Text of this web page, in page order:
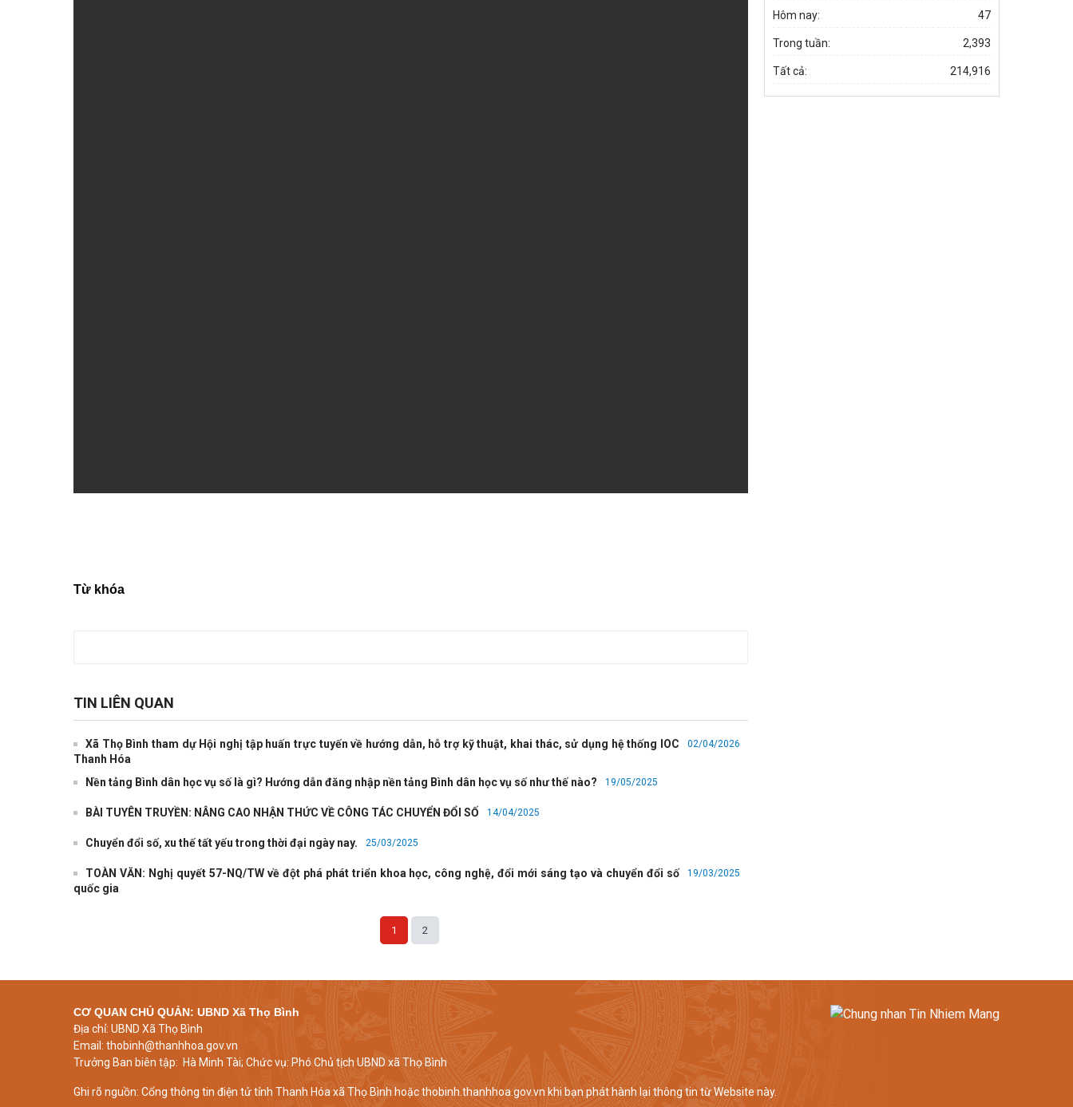
Từ khóa
TIN LIÊN QUAN
Xã Thọ Bình tham dự Hội nghị tập huấn trực tuyến về hướng dẫn, hỗ trợ kỹ thuật, khai thác, sử dụng hệ thống IOC
Thanh Hóa
02/04/2026
Nền tảng Bình dân học vụ số là gì? Hướng dẫn đăng nhập nền tảng Bình dân học vụ số như thế nào? 19/05/2025
BÀI TUYÊN TRUYỀN: NÂNG CAO NHẬN THỨC VỀ CÔNG TÁC CHUYỂN ĐỔI SỐ 14/04/2025
Chuyển đổi số, xu thế tất yếu trong thời đại ngày nay. 25/03/2025
TOÀN VĂN: Nghị quyết 57-NQ/TW về đột phá phát triển khoa học, công nghệ, đổi mới sáng tạo và chuyển đổi số
quốc gia
19/03/2025
1 2
Hôm nay: 47
Trong tuần: 2,393
Tất cả: 214,916
CƠ QUAN CHỦ QUẢN: UBND Xã Thọ Bình
Địa chỉ: UBND Xã Thọ Bình
Email: thobinh@thanhhoa.gov.vn
Trưởng Ban biên tập: Hà Minh Tài; Chức vụ: Phó Chủ tịch UBND xã Thọ Bình
Ghi rõ nguồn: Cổng thông tin điện tử tỉnh Thanh Hóa xã Thọ Bình hoặc thobinh.thanhhoa.gov.vn khi bạn phát hành lại thông tin từ Website này.